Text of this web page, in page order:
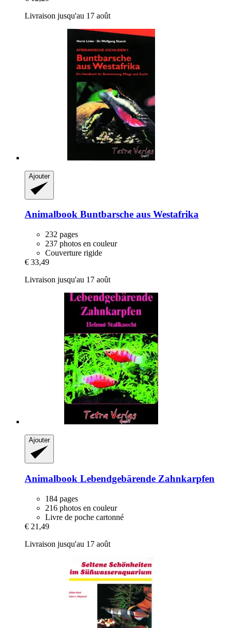
Livraison jusqu'au 17 août
Ajouter
Animalbook Buntbarsche aus Westafrika
232 pages
237 photos en couleur
Couverture rigide
€ 33,49
Livraison jusqu'au 17 août
Ajouter
Animalbook Lebendgebärende Zahnkarpfen
184 pages
216 photos en couleur
Livre de poche cartonné
€ 21,49
Livraison jusqu'au 17 août